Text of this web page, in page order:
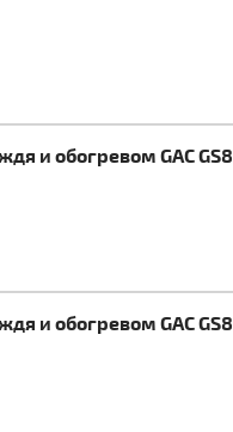
и обогревом GAC GS8
и обогревом GAC GS8